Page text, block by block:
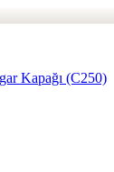
Kapağı (C250)